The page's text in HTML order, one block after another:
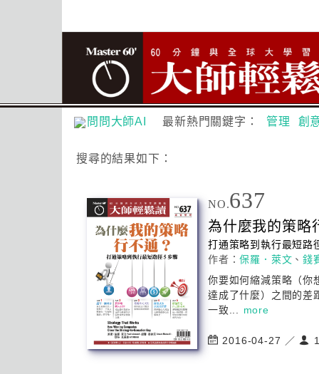
問問大師AI 最新熱門關鍵字： 管理 創
搜尋的結果如下：
NO.637
為什麼我的策略
打通策略到執行最短路
作者：保羅．萊文 、錢
你要如何縮減策略 （
達成了什麼）之間的差
一致... more
2016-04-27 ／